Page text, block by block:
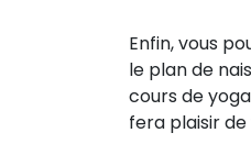
Enfin, vous
le plan de
cours de
fera plaisir